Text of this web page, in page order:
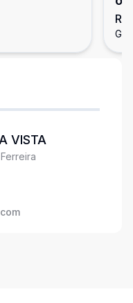
VISTA